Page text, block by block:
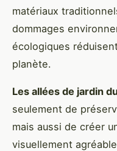
matériaux
dommages
écologiques
planète.
Les allées de jardin
seulement de
mais aussi de créer
visuellement